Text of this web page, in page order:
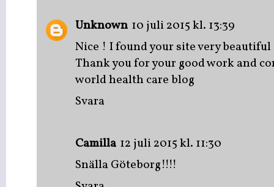
Unknown 10 juli 2015 kl. 13:39
Nice ! I found your site very
Thank you for your good work and
world health care blog
Svara
Camilla 12 juli 2015 kl. 11:30
Snälla Göteborg!!!!